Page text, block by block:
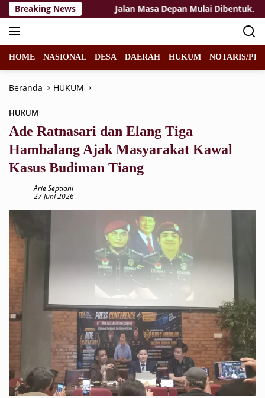
Langsung
ke
konten
Breaking News
untuk Warga Jalan Masa Depan Mulai Dibentuk,
HOME NASIONAL DESA DAERAH HUKUM NOTARIS/
Beranda HUKUM
HUKUM
Ade Ratnasari dan Elang Tiga
Hambalang Ajak Masyarakat Kawal
Kasus Budiman Tiang
Arie Septiani
27 Juni 2026